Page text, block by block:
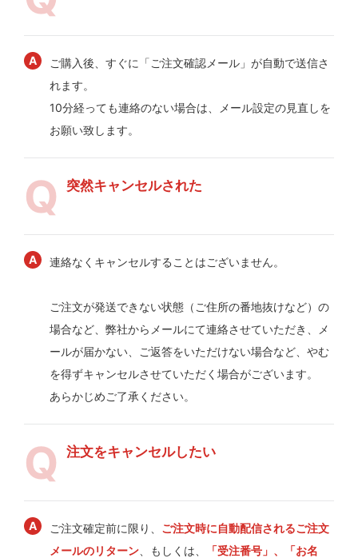
ご購入後、すぐに「ご注文確認メール」が自動で送信さ
れます。
10分経っても連絡のない場合は、メール設定の見直しを
お願い致します。
突然キャンセルされた
連絡なくキャンセルすることはございません。
ご注文が発送できない状態（ご住所の番地抜けなど）の
場合など、弊社からメールにて連絡させていただき、メ
ールが届かない、ご返答をいただけない場合など、やむ
を得ずキャンセルさせていただく場合がございます。
あらかじめご了承ください。
注文をキャンセルしたい
ご注文確定前に限り、 ご注文時に自動配信されるご注文
メールのリターン 、もしくは、
「受注番号」、「お名